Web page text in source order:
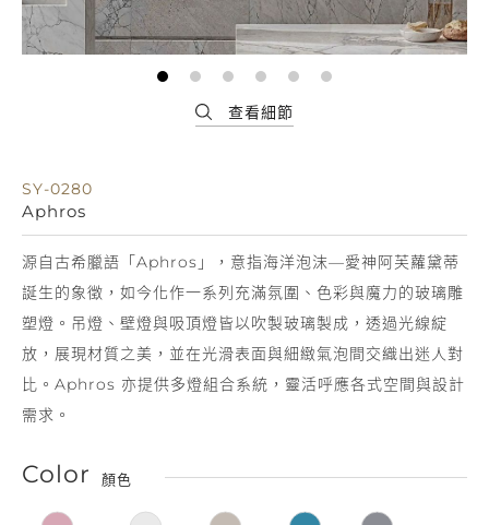
SY-0280
Aphros
源自古希臘語「Aphros」，意指海洋泡沫—愛神阿芙蘿黛蒂
誕生的象徵，如今化作一系列充滿氛圍、色彩與魔力的玻璃雕
塑燈。吊燈、壁燈與吸頂燈皆以吹製玻璃製成，透過光線綻
放，展現材質之美，並在光滑表面與細緻氣泡間交織出迷人對
比。Aphros 亦提供多燈組合系統，靈活呼應各式空間與設計
需求。
Color 顏色